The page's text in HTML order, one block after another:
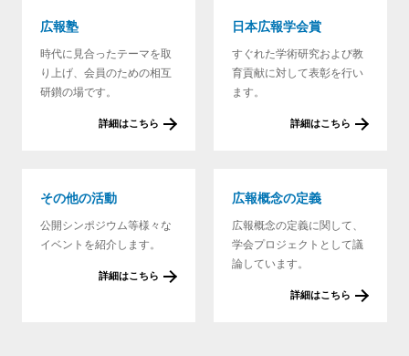
広報塾
時代に見合ったテーマを取
り上げ、会員のための相互
研鑚の場です。
詳細はこちら
日本広報学会賞
すぐれた学術研究および教
育貢献に対して表彰を行い
ます。
詳細はこちら
その他の活動
公開シンポジウム等様々な
イベントを紹介します。
詳細はこちら
広報概念の定義
広報概念の定義に関して、
学会プロジェクトとして議
論しています。
詳細はこちら